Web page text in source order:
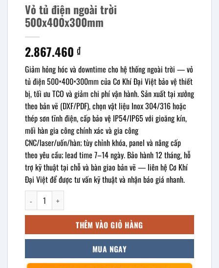
Vỏ tủ điện ngoài trời
500x400x300mm
2.867.460 ₫
Giảm hỏng hóc và downtime cho hệ thống ngoài trời — vỏ
tủ điện 500×400×300mm của Cơ Khí Đại Việt bảo vệ thiết
bị, tối ưu TCO và giảm chi phí vận hành. Sản xuất tại xưởng
theo bản vẽ (DXF/PDF), chọn vật liệu Inox 304/316 hoặc
thép sơn tĩnh điện, cấp bảo vệ IP54/IP65 với gioăng kín,
mối hàn gia công chính xác và gia công
CNC/laser/uốn/hàn; tùy chỉnh khóa, panel và nâng cấp
theo yêu cầu; lead time 7–14 ngày. Bảo hành 12 tháng, hỗ
trợ kỹ thuật tại chỗ và bàn giao bản vẽ — liên hệ Cơ Khí
Đại Việt để được tư vấn kỹ thuật và nhận báo giá nhanh.
Vỏ tủ điện ngoài trời 500x400x300mm số lượng
THÊM VÀO GIỎ HÀNG
MUA NGAY